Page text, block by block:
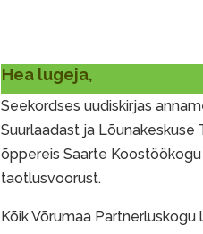
Hea lugeja,
Seekordses uudiskirjas
Suurlaadast ja
õppereis Saarte
taotlusvoorust.
Kõik Võrumaa